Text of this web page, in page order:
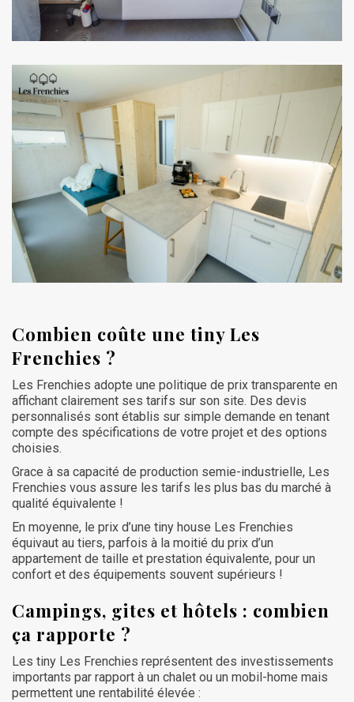
Combien coûte une tiny Les
Frenchies ?
Les Frenchies adopte une politique de prix transparente en
affichant clairement ses tarifs sur son site. Des devis
personnalisés sont établis sur simple demande en tenant
compte des spécifications de votre projet et des options
choisies.
Grace à sa capacité de production semie-industrielle, Les
Frenchies vous assure les tarifs les plus bas du marché à
qualité équivalente !
En moyenne, le prix d’une tiny house Les Frenchies
équivaut au tiers, parfois à la moitié du prix d’un
appartement de taille et prestation équivalente, pour un
confort et des équipements souvent supérieurs !
Campings, gites et hôtels : combien
ça rapporte ?
Les tiny Les Frenchies représentent des investissements
importants par rapport à un chalet ou un mobil-home mais
permettent une rentabilité élevée :